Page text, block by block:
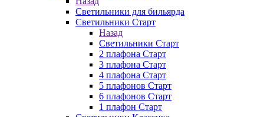
Светильники для бильярда
Светильники Старт
Назад
Светильники Старт
2 плафона Старт
3 плафона Старт
4 плафона Старт
5 плафонов Старт
6 плафонов Старт
1 плафон Старт